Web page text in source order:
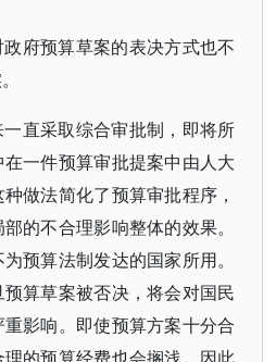
府预算草案的表决方式也不
直采取综合审批制，即将所
一件预算审批提案中由人大
做法简化了预算审批程序，
的不合理影响整体的效果。
预算法制发达的国家所用。
算草案被否决，将会对国民
影响。即使预算方案十分合